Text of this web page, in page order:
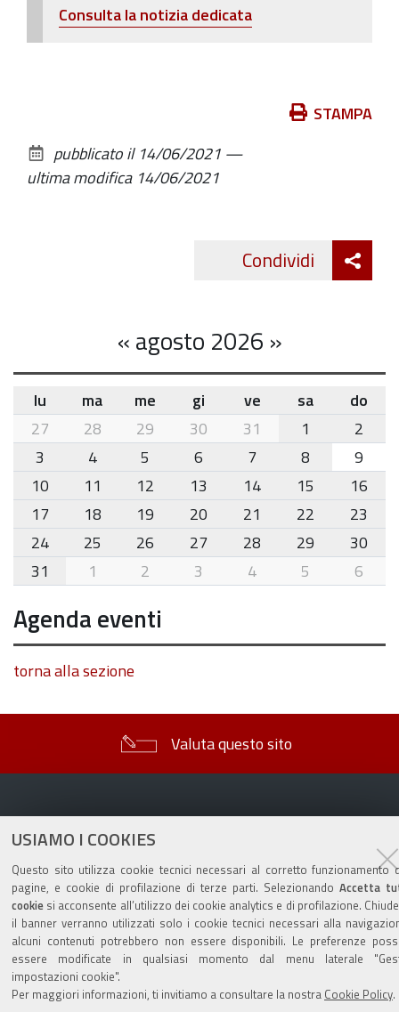
USIAMO I COOKIES
Questo sito utilizza cookie tecnici necessari al corretto funzionamento
pagine, e cookie di profilazione di terze parti. Selezionando Accetta
cookie si acconsente all’utilizzo dei cookie analytics e di profilazione.
il banner verranno utilizzati solo i cookie tecnici necessari alla
alcuni contenuti potrebbero non essere disponibili. Le preferenze
essere modificate in qualsiasi momento dal menu laterale
impostazioni cookie".
Per maggiori informazioni, ti invitiamo a consultare la nostra Cookie Policy.
Consulta la notizia dedicata
documento
STAMPA
pubblicato il 14/06/2021 —
ultima modifica 14/06/2021
Condividi
«agosto 2026 »
month-
8
lu ma me gi ve sa
do
27
28 29 30 31 1
2
3
4 5 6 7 8
9
10
11 12 13 14 15
16
17
18 19 20 21 22
23
24
25 26 27 28 29
30
31
1 2 3 4 5 6
Agenda eventi
torna alla sezione
Valuta questo sito
Sito istituzionale Comune di Zola Predosa
Privacy policy|DPO|Accessibilità